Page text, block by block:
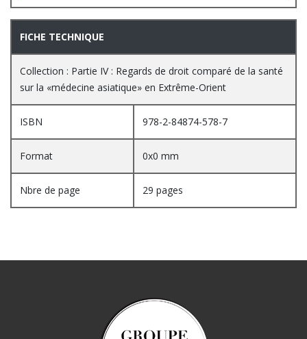
FICHE TECHNIQUE
Collection : Partie IV : Regards de droit comparé de la santé
sur la «médecine asiatique» en Extrême-Orient
ISBN 978-2-84874-578-7
Format 0x0 mm
Nbre de page 29 pages